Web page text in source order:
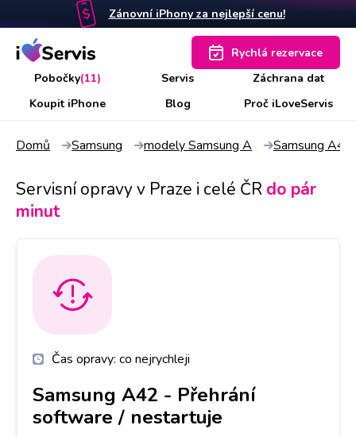
Zánovní iPhony za nejlepší cenu!
Pobočky(11) Servis
Záchrana dat
Koupit iPhone
Blog Proč iLoveServis
Rychlá rezervace
Domů Samsung modely Samsung A Samsung A42
Servisní opravy v Praze i celé ČR do pár
minut
Čas opravy: co nejrychleji
Samsung A42 - Přehrání
software / nestartuje